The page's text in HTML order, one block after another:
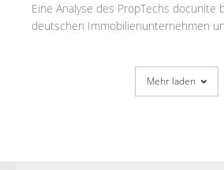
Eine Analyse des PropTechs docunite
deutschen Immobilienunternehmen
Mehr laden